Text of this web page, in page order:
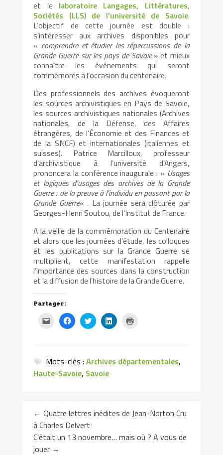
et le laboratoire Langages, Littératures,
Sociétés (LLS) de l’université de Savoie.
L’objectif de cette journée est double :
s’intéresser aux archives disponibles pour
« comprendre et étudier les répercussions de la
Grande Guerre sur les pays de Savoie» et mieux
connaître les événements qui seront
commémorés à l’occasion du centenaire.
Des professionnels des archives évoqueront
les sources archivistiques en Pays de Savoie,
les sources archivistiques nationales (Archives
nationales, de la Défense, des Affaires
étrangères, de l’Économie et des Finances et
de la SNCF) et internationales (italiennes et
suisses). Patrice Marcilloux, professeur
d’archivistique à l’université d’Angers,
prononcera la conférence inaugurale : « Usages
et logiques d’usages des archives de la Grande
Guerre : de la preuve à l’individu en passant par la
Grande Guerre« . La journée sera clôturée par
Georges-Henri Soutou, de l’Institut de France.
A la veille de la commémoration du Centenaire
et alors que les journées d’étude, les colloques
et les publications sur la Grande Guerre se
multiplient, cette manifestation rappelle
l’importance des sources dans la construction
et la diffusion de l’histoire de la Grande Guerre.
Partager :
Cliquez
pour
envoyer
un
ami(ouvre
dans
une
Cliquez
pour
partager
nouvelle
fenêtre)
Cliquez
pour
partager
nouvelle
fenêtre)
Cliquez
pour
nouvelle
fenêtre)
Mots-clés :Archives départementales,
Haute-Savoie, Savoie
← Quatre lettres inédites de Jean-Norton Cru
à Charles Delvert
C’était un 13 novembre… mais où ? A vous de
jouer →